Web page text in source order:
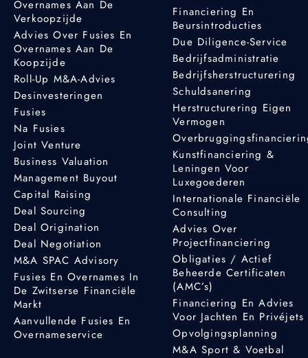
Overnames Aan De
Verkoopzijde
Advies Over Fusies En
Overnames Aan De
Koopzijde
Roll-Up M&A-Advies
Desinvesteringen
Fusies
Na Fusies
Joint Venture
Business Valuation
Management Buyout
Capital Raising
Deal Sourcing
Deal Origination
Deal Negotiation
M&A SPAC Advisory
Fusies En Overnames In
De Zwitserse Financiële
Markt
Aanvullende Fusies En
Overnameservice
Financiering En
Beursintroducties
Due Diligence-Service
Bedrijfsadministratie
Bedrijfsherstructurering
Schuldsanering
Herstructurering Eigen
Vermogen
Kunstfinanciering &
Leningen Voor
Luxegoederen
Internationale Financiële
Consulting
Advies Over
Projectfinanciering
Obligaties / Actief
Beheerde Certificaten
(AMC’s)
Financiering En Advies
Voor Jachten En Privéjets
Opvolgingsplanning
M&A Sport & Voetbal